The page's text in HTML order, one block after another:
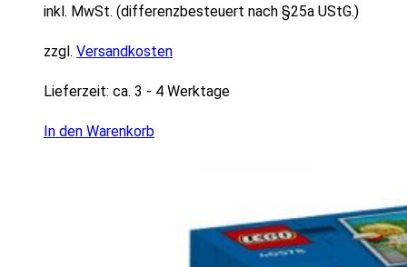
inkl. MwSt. (differenzbesteuert nach §25a UStG.)
zzgl. Versandkosten
Lieferzeit: ca. 3 - 4 Werktage
In den Warenkorb